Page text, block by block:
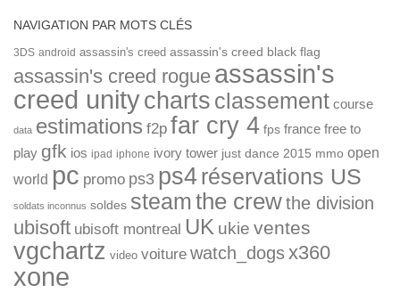
NAVIGATION PAR MOTS CLÉS
3DS android assassin's creed assassin's creed black flag
assassin's creed rogue assassin's
creed unitycharts classement course
data estimations f2p far cry 4 fps france free to
play gfk ios ipad iphone ivory tower just dance 2015 mmo open
world pc promo ps3 ps4réservations US
soldats inconnus soldes steamthe crewthe division
ubisoft ubisoft montreal UK ukie ventes
vgchartz video voiture watch_dogsx360
xone